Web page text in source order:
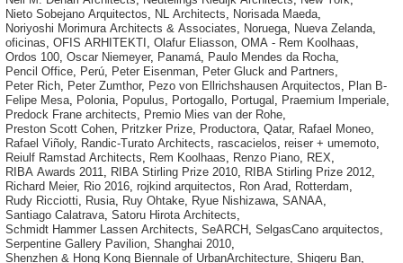
Nieto Sobejano Arquitectos, NL Architects, Norisada Maeda,
Noriyoshi Morimura Architects & Associates, Noruega, Nueva Zelanda,
oficinas, OFIS ARHITEKTI , Olafur Eliasson, OMA - Rem Koolhaas,
Ordos 100, Oscar Niemeyer, Panamá, Paulo Mendes da Rocha,
Pencil Office, Perú, Peter Eisenman, Peter Gluck and Partners,
Peter Rich, Peter Zumthor, Pezo von Ellrichshausen Arquitectos, Plan B-
Felipe Mesa, Polonia, Populus, Portogallo, Portugal , Praemium Imperiale,
Predock Frane architects, Premio Mies van der Rohe,
Preston Scott Cohen, Pritzker Prize, Productora, Qatar, Rafael Moneo,
Rafael Viñoly, Randic-Turato Architects, rascacielos, reiser + umemoto,
Reiulf Ramstad Architects, Rem Koolhaas, Renzo Piano, REX,
RIBA Awards 2011, RIBA Stirling Prize 2010, RIBA Stirling Prize 2012,
Richard Meier, Rio 2016, rojkind arquitectos, Ron Arad, Rotterdam,
Rudy Ricciotti, Rusia, Ruy Ohtake, Ryue Nishizawa, SANAA,
Santiago Calatrava, Satoru Hirota Architects,
Schmidt Hammer Lassen Architects, SeARCH , SelgasCano arquitectos,
Serpentine Gallery Pavilion, Shanghai 2010,
Shenzhen & Hong Kong Biennale of UrbanArchitecture, Shigeru Ban,